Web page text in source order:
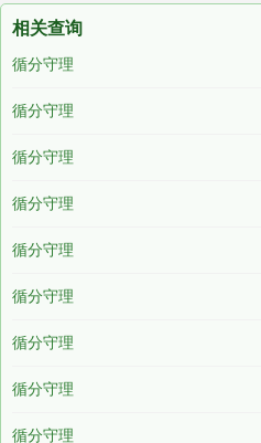
相关查询
循分守理
循分守理
循分守理
循分守理
循分守理
循分守理
循分守理
循分守理
循分守理